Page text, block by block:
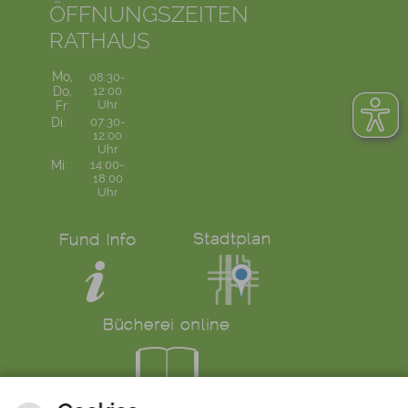
ÖFFNUNGSZEITEN
RATHAUS
Mo,
Do,
Fr:
08:30-
12:00
Uhr
Di:
07:30-
12:00
Uhr
Mi:
14:00-
18:00
Uhr